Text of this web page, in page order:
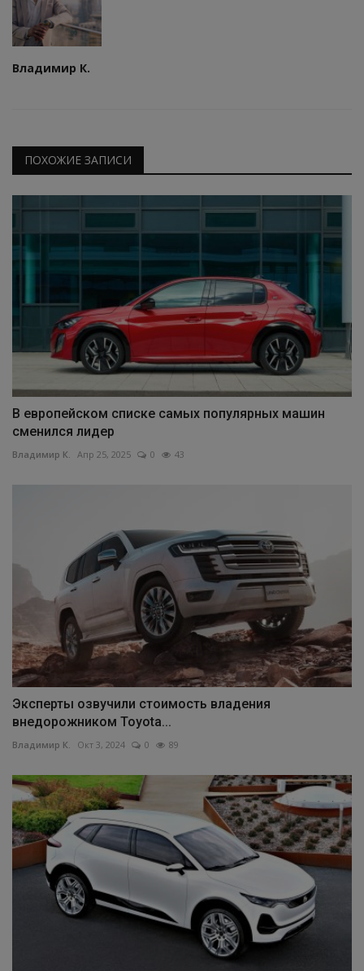
Владимир К.
ПОХОЖИЕ ЗАПИСИ
В европейском списке самых популярных машин
сменился лидер
Владимир К. Апр 25, 2025 0 43
Эксперты озвучили стоимость владения
внедорожником Toyota...
Владимир К. Окт 3, 2024 0 89